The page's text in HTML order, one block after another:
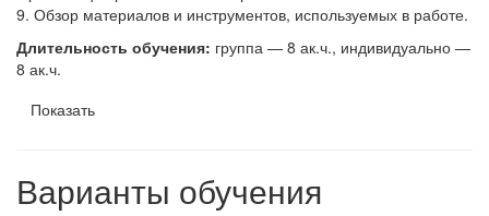
9. Обзор материалов и инструментов, используемых в работе.
Длительность обучения: группа — 8 ак.ч., индивидуально —
8 ак.ч.
Показать
Варианты обучения